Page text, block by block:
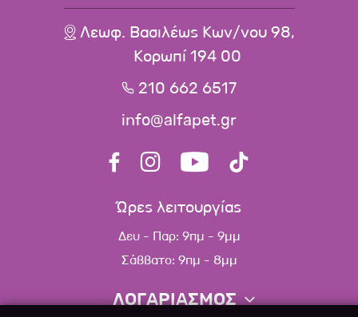
Λεωφ. Βασιλέως Κων/νου 98,
Κορωπί 194 00
210 662 6517
info@alfapet.gr
Ώρες λειτουργίας
Δευ - Παρ: 9πμ - 9μμ
Σάββατο: 9πμ - 8μμ
ΛΟΓΑΡΙΑΣΜΟΣ